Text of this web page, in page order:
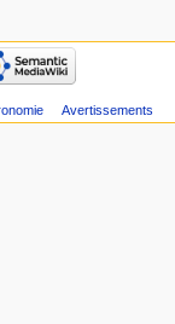
Avertissements